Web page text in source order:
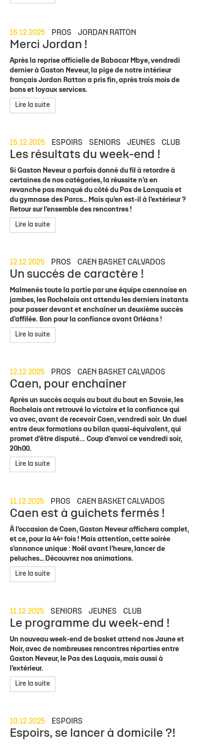
16.12.2025 PROS JORDAN RATTON
Merci Jordan !
Après la reprise officielle de Babacar Mbye, vendredi
dernier à Gaston Neveur, la pige de notre intérieur
français Jordan Ratton a pris fin, après trois mois de
bons et loyaux services.
Lire la suite
15.12.2025 ESPOIRS SENIORS JEUNES CLUB
Les résultats du week-end !
Si Gaston Neveur a parfois donné du fil à retordre à
certaines de nos catégories, la réussite n’a en
revanche pas manqué du côté du Pas de Lanquais et
du gymnase des Parcs… Mais qu’en est-il à l'extérieur ?
Retour sur l’ensemble des rencontres !
Lire la suite
12.12.2025 PROS CAEN BASKET CALVADOS
Un succès de caractère !
Malmenés toute la partie par une équipe caennaise en
jambes, les Rochelais ont attendu les derniers instants
pour passer devant et enchaîner un deuxième succès
d'affilée. Bon pour la confiance avant Orléans !
Lire la suite
12.12.2025 PROS CAEN BASKET CALVADOS
Caen, pour enchaîner
Après un succès acquis au bout du bout en Savoie, les
Rochelais ont retrouvé la victoire et la confiance qui
va avec, avant de recevoir Caen, vendredi soir. Un duel
entre deux formations au bilan quasi-équivalent, qui
promet d'être disputé... Coup d'envoi ce vendredi soir,
20h00.
Lire la suite
11.12.2025 PROS CAEN BASKET CALVADOS
Caen est à guichets fermés !
À l’occasion de Caen, Gaston Neveur affichera complet,
et ce, pour la 44ᵉ fois ! Mais attention, cette soirée
s’annonce unique : Noël avant l’heure, lancer de
peluches… Découvrez nos animations.
Lire la suite
11.12.2025 SENIORS JEUNES CLUB
Le programme du week-end !
Un nouveau week-end de basket attend nos Jaune et
Noir, avec de nombreuses rencontres réparties entre
Gaston Neveur, le Pas des Laquais, mais aussi à
l’extérieur.
Lire la suite
10.12.2025 ESPOIRS
Espoirs, se lancer à domicile ?!